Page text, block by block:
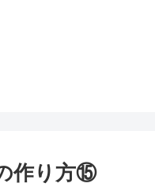
作り方⑮